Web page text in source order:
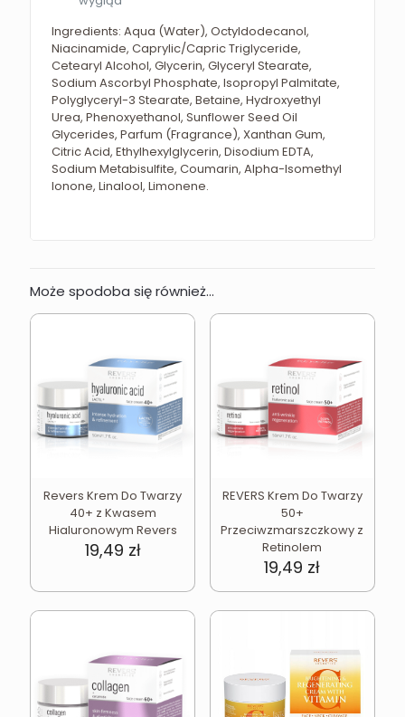
Ingredients: Aqua (Water), Octyldodecanol,
Niacinamide, Caprylic/Capric Triglyceride,
Cetearyl Alcohol, Glycerin, Glyceryl Stearate,
Sodium Ascorbyl Phosphate, Isopropyl Palmitate,
Polyglyceryl-3 Stearate, Betaine, Hydroxyethyl
Urea, Phenoxyethanol, Sunflower Seed Oil
Glycerides, Parfum (Fragrance), Xanthan Gum,
Citric Acid, Ethylhexylglycerin, Disodium EDTA,
Sodium Metabisulfite, Coumarin, Alpha-Isomethyl
Ionone, Linalool, Limonene.
Może spodoba się również…
Revers Krem Do Twarzy
40+ z Kwasem
Hialuronowym Revers
19,49 zł
REVERS Krem Do Twarzy
50+
Przeciwzmarszczkowy z
Retinolem
19,49 zł